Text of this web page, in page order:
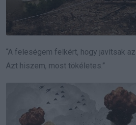
“A feleségem felkért, hogy javítsak
Azt hiszem, most tökéletes.”